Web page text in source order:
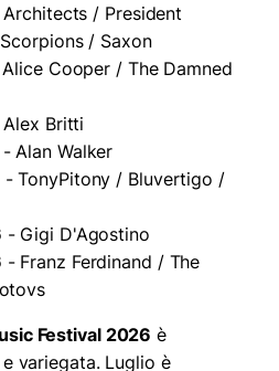
Architects / President
/ Saxon
Cooper / The Damned
Alex Britti
- Alan Walker
- TonyPitony / Bluvertigo /
- Gigi D'Agostino
- Franz Ferdinand / The
Festival 2026 è
variegata. Luglio è